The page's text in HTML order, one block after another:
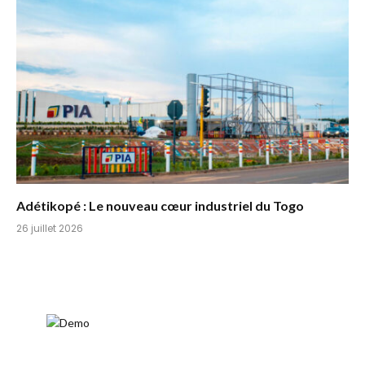
Adétikopé : Le nouveau cœur industriel du Togo
26 juillet 2026